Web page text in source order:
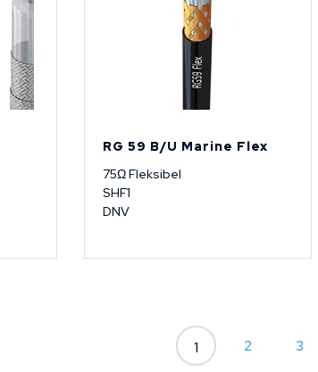
RG 59 B/U Marine Flex
75Ω Fleksibel
SHF1
DNV
1 2 3